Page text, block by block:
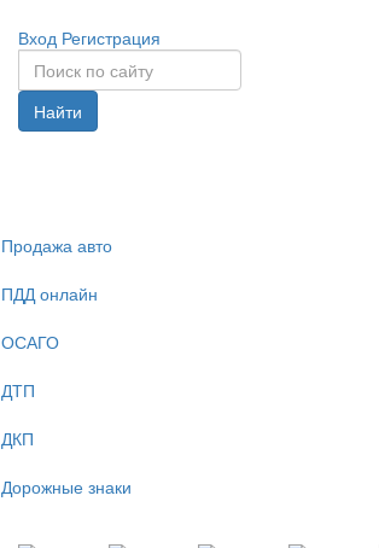
Вход Регистрация
Найти
Продажа авто
ПДД онлайн
ОСАГО
ДТП
ДКП
Дорожные знаки